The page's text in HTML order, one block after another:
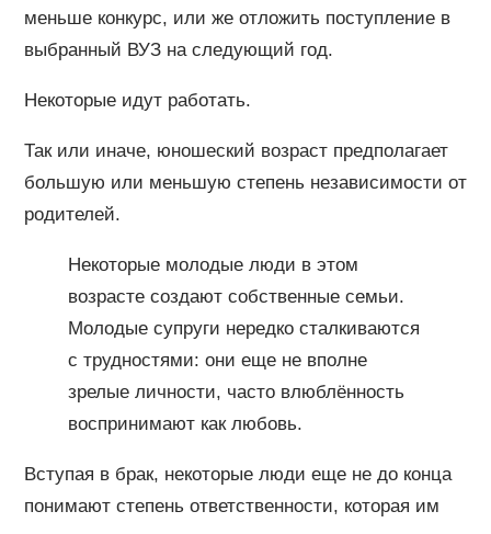
меньше конкурс, или же отложить поступление в
выбранный ВУЗ на следующий год.
Некоторые идут работать.
Так или иначе, юношеский возраст предполагает
большую или меньшую степень независимости от
родителей.
Некоторые молодые люди в этом
возрасте создают собственные семьи.
Молодые супруги нередко сталкиваются
с трудностями: они еще не вполне
зрелые личности, часто влюблённость
воспринимают как любовь.
Вступая в брак, некоторые люди еще не до конца
понимают степень ответственности, которая им